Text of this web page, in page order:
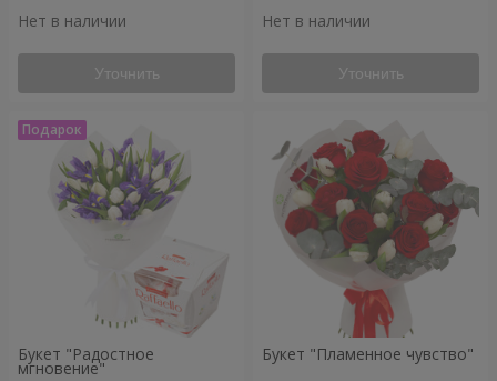
Нет в наличии
Уточнить
Нет в наличии
Уточнить
Букет "Радостное
мгновение"
Букет "Пламенное чувство"